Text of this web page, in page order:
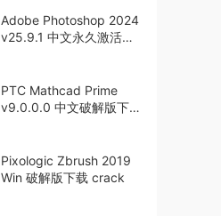
Adobe Photoshop 2024
v25.9.1 中文永久激活版
PTC Mathcad Prime
v9.0.0.0 中文破解版下载
Pixologic Zbrush 2019
Win 破解版下载 crack